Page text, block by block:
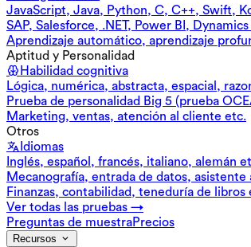
JavaScript, Java, Python, C, C++, Swift,
SAP, Salesforce, .NET, Power BI,
Aprendizaje automático, aprendizaje
Aptitud y Personalidad
Habilidad cognitiva
Lógica, numérica, abstracta, espacial,
Prueba de personalidad Big 5 (prueba
Marketing, ventas, atención al cliente etc.
Otros
Idiomas
Inglés, español, francés, italiano, alemán
Mecanografía, entrada de datos,
Finanzas, contabilidad, teneduría de libros
Ver todas las pruebas →
Preguntas de muestraPrecios
Recursos